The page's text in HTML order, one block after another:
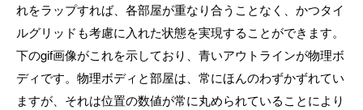
れをラップすれば、各部屋が重なり合うことなく、かつタイ
ルグリッドも考慮に入れた状態を実現することができます。
下のgif画像がこれを示しており、青いアウトラインが物理ボ
ディです。物理ボディと部屋は、常にほんのわずかずれてい
ますが、それは位置の数値が常に丸められていることにより